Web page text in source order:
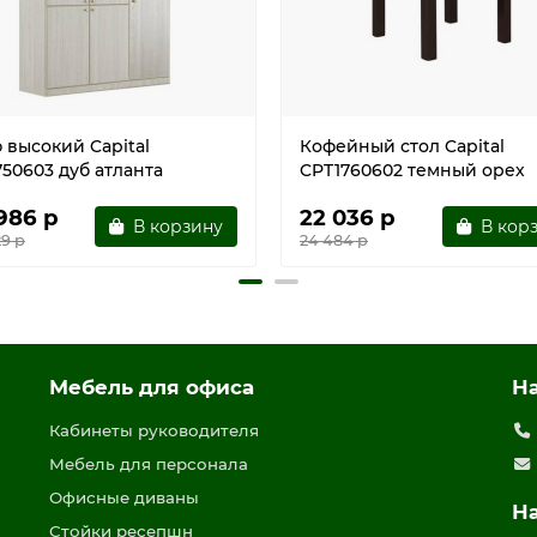
Capital
дуб атланта
р
р
В корзину
Кофейный стол Capital
CPT1760602 темный орех
22 036 р
24 484 р
В
Мебель для офиса
Кабинеты руководителя
Мебель для персонала
Офисные диваны
Стойки ресепшн